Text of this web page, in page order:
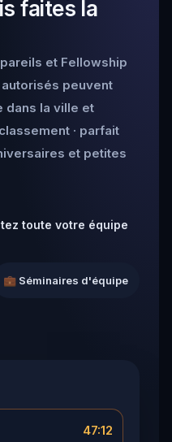
faites la
et Fellowship
peuvent
dans la ville et
· parfait
et petites
toute votre équipe
💼 Séminaires d'équipe
47:12